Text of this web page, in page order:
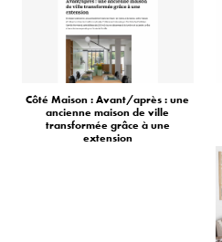
Côté Maison : Avant/après : une
ancienne maison de ville
transformée grâce à une
extension